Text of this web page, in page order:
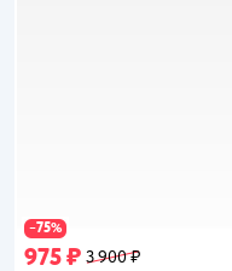
−75%
975 ₽ 3 900 ₽